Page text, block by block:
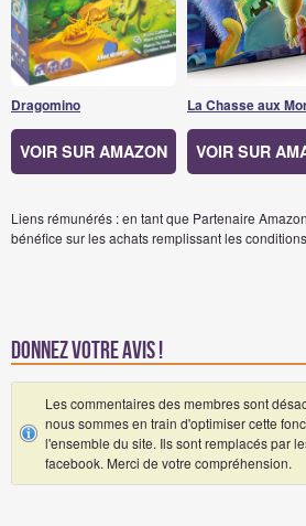
Dragomino
VOIR SUR AMAZON
La Chasse aux
VOIR SUR
Liens rémunérés : en tant que Partenaire
bénéfice sur les achats remplissant les
Donnez votre avis !
Les commentaires des membres sont
nous sommes en train d'optimiser cette
l'ensemble du site. Ils sont remplacés par
facebook. Merci de votre compréhension.